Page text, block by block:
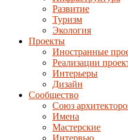
Развитие
Туризм
Экология
Проекты
Иностранные
Реализации
Интерьеры
Дизайн
Сообщество
Союз
Имена
Мастерские
Интервью